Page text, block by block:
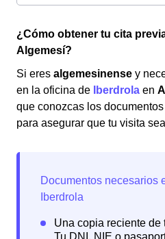
¿Cómo obtener tu cita
Algemesí?
Si eres algemesinense y
en la oficina de
Iberdrola en
que conozcas los
para asegurar que tu visita